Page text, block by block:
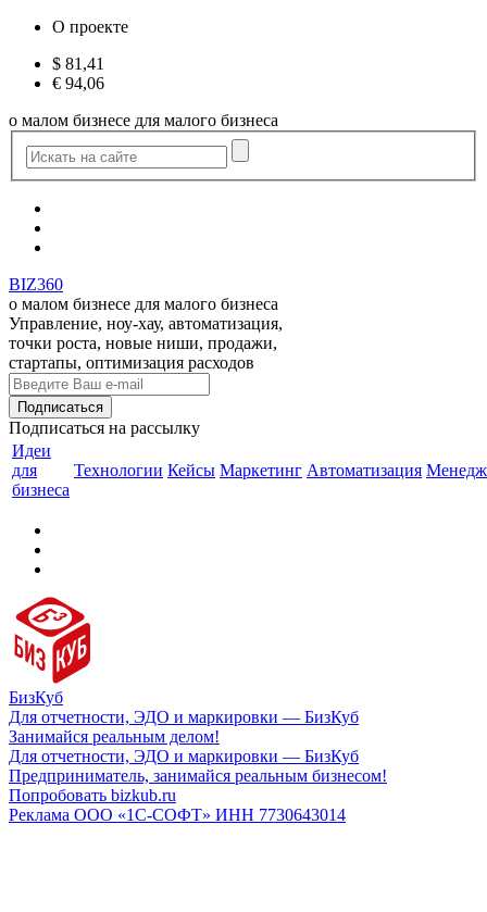
О проекте
$ 81,41
€ 94,06
о малом бизнесе для малого бизнеса
BIZ360
о малом бизнесе для малого бизнеса
Управление, ноу-хау, автоматизация,
точки роста, новые ниши, продажи,
стартапы, оптимизация расходов
Подписаться на рассылку
Идеи
для
бизнеса
Технологии Кейсы Маркетинг Автоматизация
БизКуб
Для отчетности, ЭДО и маркировки — БизКуб
Занимайся реальным делом!
Для отчетности, ЭДО и маркировки — БизКуб
Предприниматель, занимайся реальным бизнесом!
Попробовать bizkub.ru
Реклама ООО «1С-СОФТ» ИНН 7730643014